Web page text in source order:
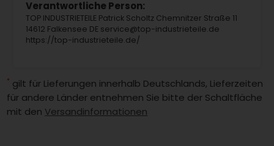
Verantwortliche Person:
TOP INDUSTRIETEILE Patrick Scholtz Chemnitzer Straße 11
14612 Falkensee DE service@top-industrieteile.de
https://top-industrieteile.de/
* gilt für Lieferungen innerhalb Deutschlands, Lieferzeiten
für andere Länder entnehmen Sie bitte der Schaltfläche
mit den Versandinformationen